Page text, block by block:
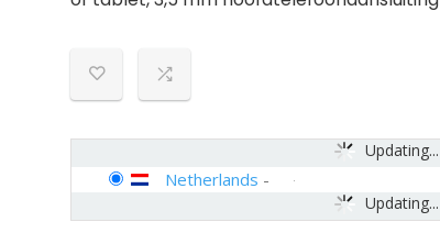
Updating...
Updating...
Netherlands -